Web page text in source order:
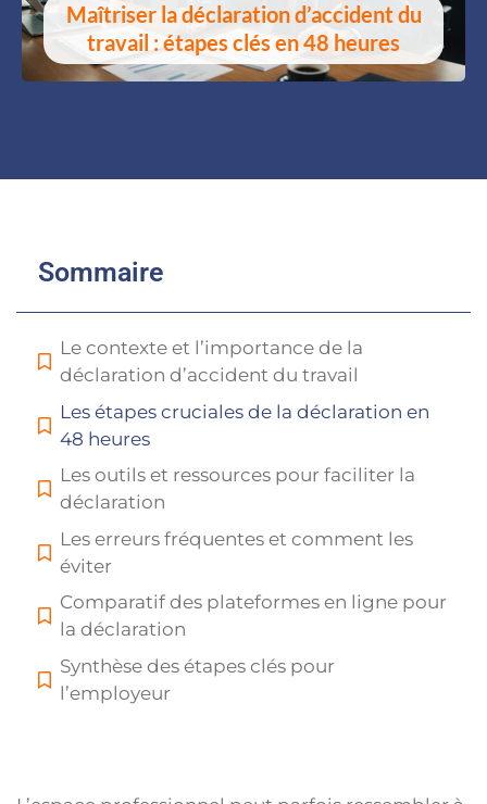
Maîtriser la déclaration d’accident du
travail : étapes clés en 48 heures
Sommaire
Le contexte et l’importance de la
déclaration d’accident du travail
Les étapes cruciales de la déclaration en
48 heures
Les outils et ressources pour faciliter la
déclaration
Les erreurs fréquentes et comment les
éviter
Comparatif des plateformes en ligne pour
la déclaration
Synthèse des étapes clés pour
l’employeur